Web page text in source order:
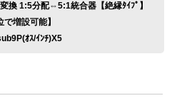
1:5分配⇔5:1統合器【絶縁ﾀｲﾌﾟ】
増設可能】
ｵｽ/ｲﾝﾁ)X5